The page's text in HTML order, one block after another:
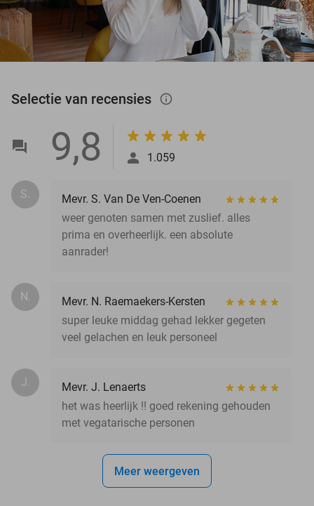
Selectie van recensies info_outlined
9,8 1.059
S.
Mevr. S. Van De Ven-Coenen
weer genoten samen met zuslief. alles
prima en overheerlijk. een absolute
aanrader!
N.
Mevr. N. Raemaekers-Kersten
super leuke middag gehad lekker gegeten
veel gelachen en leuk personeel
J.
Mevr. J. Lenaerts
het was heerlijk !! goed rekening gehouden
met vegatarische personen
Meer weergeven